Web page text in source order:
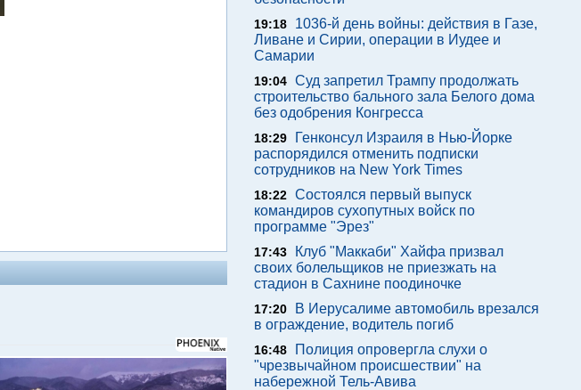
19:18
1036-й день войны: действия в Газе,
Ливане и Сирии, операции в Иудее и
Самарии
19:04 Суд запретил Трампу продолжать
строительство бального зала Белого дома
без одобрения Конгресса
18:29
Генконсул Израиля в Нью-Йорке
распорядился отменить подписки
сотрудников на New York Times
18:22 Состоялся первый выпуск
командиров сухопутных войск по
программе "Эрез"
17:43
Клуб "Маккаби" Хайфа призвал
своих болельщиков не приезжать на
стадион в Сахнине поодиночке
17:20
В Иерусалиме автомобиль врезался
в ограждение, водитель погиб
16:48
Полиция опровергла слухи о
"чрезвычайном происшествии" на
набережной Тель-Авива